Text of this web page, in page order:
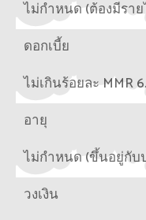
ไม่กำหนด (ต้องมีรา
ดอกเบี้ย
ไม่เกินร้อยละ MMR
อายุ
ไม่กำหนด (ขึ้นอยู่กับ
วงเงิน